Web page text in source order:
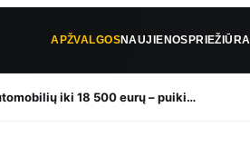
APŽVALGOSNAUJIENOSPRIEŽIŪRA
iki 18 500 eurų – puiki…